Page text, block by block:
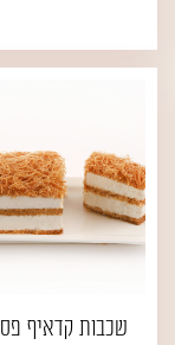
שכבות קדאיף פס